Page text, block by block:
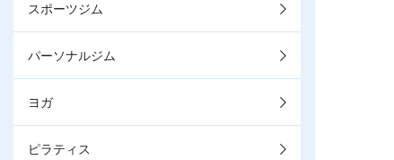
スポーツジム
パーソナルジム
ヨガ
ピラティス